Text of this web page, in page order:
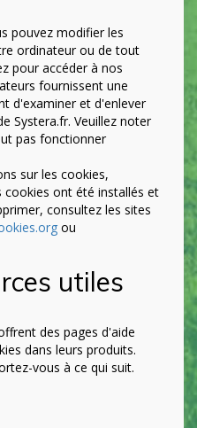
pouvez modifier les
ordinateur ou de tout
pour accéder à nos
fournissent une
d'examiner et d'enlever
Systera.fr. Veuillez noter
pas fonctionner
sur les cookies,
ont été installés et
consultez les sites
ou
utiles
des pages d'aide
dans leurs produits.
vous à ce qui suit.